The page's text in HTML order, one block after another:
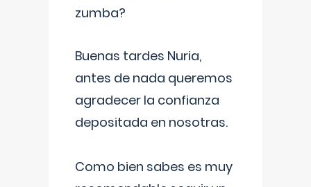
zumba?
Buenas tardes Nuria,
antes de nada queremos
agradecer la confianza
depositada en nosotras.
Como bien sabes es muy